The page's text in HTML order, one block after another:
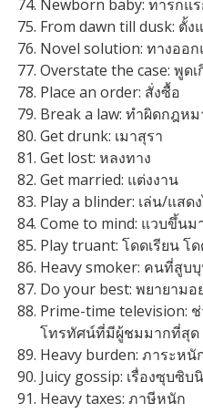
Newborn baby: ทารกแร
From dawn till dusk: ตั้ง
Novel solution: ทางออ
Overstate the case: พูดเ
Place an order: สั่งซื้อ
Break a law: ทำผิดกฎห
Get drunk: เมาสุรา
Get lost: หลงทาง
Get married: แต่งงาน
Play a blinder: เล่น/แสด
Come to mind: แวบขึ้นม
Play truant: โดดเรียน โ
Heavy smoker: คนที่สูบ
Do your best: พยายามอ
Prime-time television:
โทรทัศน์ที่มีผู้ชมมากที่สุด
Heavy burden: ภาระหนั
Juicy gossip: เรื่องซุบซิ
Heavy taxes: ภาษีหนัก